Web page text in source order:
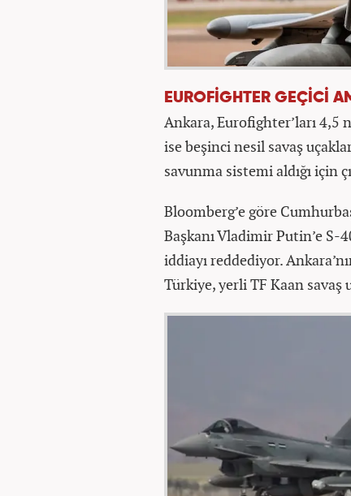
EUROFİGHTER GEÇİCİ
Ankara, Eurofighter’ları 4,5
ise beşinci nesil savaş
savunma sistemi aldığı için
Bloomberg’e göre
Başkanı Vladimir Putin’e S-
iddiayı reddediyor.
Türkiye, yerli TF Kaan savaş